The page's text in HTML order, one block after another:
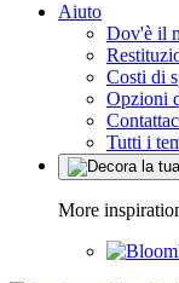
Aiuto
Dov'è il
Costi di
Opzioni
Tutti i
More